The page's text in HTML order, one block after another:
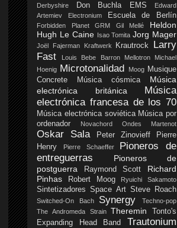
Derbyshire
Don Buchla EMS
Edward
Artemiev
Electronium Escuela de Berlín
Forbidden Planet GRM Gil Mellé
Heldon
Hugh Le Caine Isao Tomita Jorg Mager
Joël Fajerman Kraftwerk Krautrock
Larry
Fast
Louis Bebe Barron Mellotron
Michael
Hoenig Microtonalidad Moog Musique
Concrete
Música cósmica
Música
electrónica británica
Música
electrónica francesa de los 70
Música electrónica soviética Música por
ordenador
Novachord Ondes Martenot
Oskar Sala Peter Zinovieff
Pierre
Henry
Pierre Schaeffer
Pioneros de
entreguerras
Pioneros de
postguerra
Raymond Scott
Richard
Pinhas
Robert Moog Ryuichi Sakamoto
Sintetizadores Space Art Steve Roach
Switched-On Bach Synergy
Techno-pop
The Andromeda Strain
Theremin
Tonto's
Expanding Head Band
Trautonium